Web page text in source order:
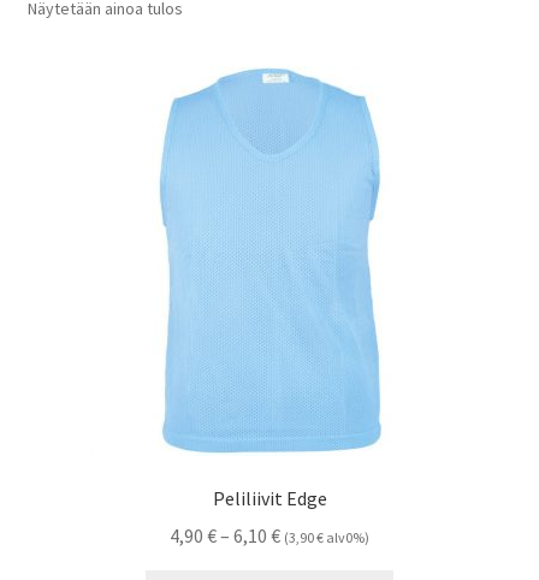
Näytetään ainoa tulos
Peliliivit Edge
4,90 €– 6,10 €Hintaluokka:
(3,90€ alv0%)